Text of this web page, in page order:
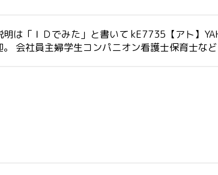
は「ＩＤでみた」と書いて kE7735【アト】
会社員主婦学生コンパニオン看護士保育士など